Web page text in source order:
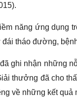
năng ứng dụng
tháo đường,
ghi nhận những
thưởng đã cho
về những kết